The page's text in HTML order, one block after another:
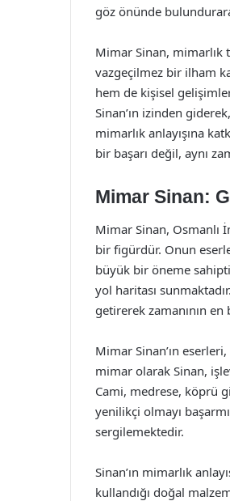
göz önünde
Mimar Sinan,
vazgeçilmez bir ilham
hem de kişisel
Sinan’ın izinden
mimarlık anlayışına
bir başarı değil, aynı
Mimar Sinan:
Mimar Sinan, Osmanlı
bir figürdür. Onun
büyük bir öneme
yol haritası
getirerek zamanının
Mimar Sinan’ın
mimar olarak Sinan,
Cami, medrese, köprü
yenilikçi olmayı
sergilemektedir.
Sinan’ın mimarlık
kullandığı doğal